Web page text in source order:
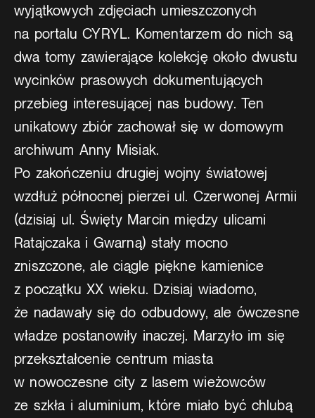
wyjątkowych zdjęciach umieszczonych
na portalu CYRYL. Komentarzem do nich są
dwa tomy zawierające kolekcję około dwustu
wycinków prasowych dokumentujących
przebieg interesującej nas budowy. Ten
unikatowy zbiór zachował się w domowym
archiwum Anny Misiak.
Po zakończeniu drugiej wojny światowej
wzdłuż północnej pierzei ul. Czerwonej Armii
(dzisiaj ul. Święty Marcin między ulicami
Ratajczaka i Gwarną) stały mocno
zniszczone, ale ciągle piękne kamienice
z początku XX wieku. Dzisiaj wiadomo,
że nadawały się do odbudowy, ale ówczesne
władze postanowiły inaczej. Marzyło im się
przekształcenie centrum miasta
w nowoczesne city z lasem wieżowców
ze szkła i aluminium, które miało być chlubą